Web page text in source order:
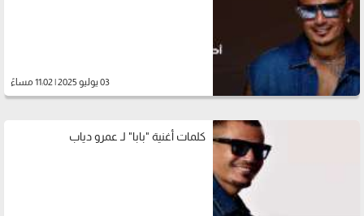
03 يوليو 2025 | 11:02 مساءً
كلمات أغنية "بابا" لـ عمرو دياب